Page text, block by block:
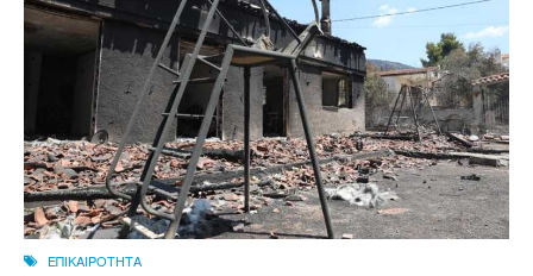
ΕΠΙΚΑΙΡΟΤΗΤΑ